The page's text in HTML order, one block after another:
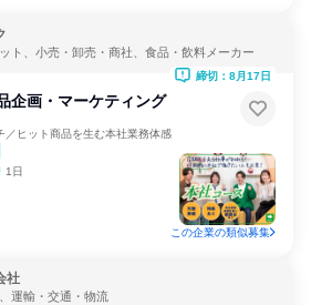
ト、小売・卸売・商社、食品・飲料メーカー
企画・マーケティング
／ヒット商品を生む本社業務体感
1日
締切：8月17日
この企業の類似募集
社
運輸・交通・物流